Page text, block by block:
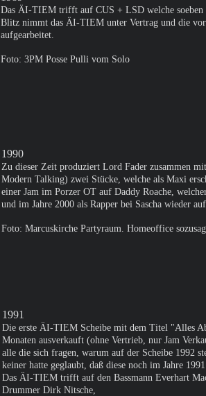
Das ÄI-TIEM trifft auf CUS + LSD welche soeben
Blitz nimmt das ÄI-TIEM unter Vertrag und die
aufgearbeitet.
Foto: 3PM Posse Pulli vom Solo
1990
Zu dieser Zeit produziert Lord Fader zusammen
Modern Talking) zwei Stücke, welche als Maxi
einer Jam im Porzer OT auf Daddy Roache,
und im Jahre 2000 als Rapper bei Sascha wieder
Foto: Marcuskirche Partyraum. Homeoffice
1991
Die erste ÄI-TIEM Scheibe mit dem Titel "Alles
Monaten ausverkauft (ohne Vertrieb, nur Jam
alle die sich fragen, warum auf der Scheibe 1992
keiner hatte geglaubt, daß diese noch im Jahre
Das ÄI-TIEM trifft auf den Bassmann Everhart
Drummer Dirk Nitsche,